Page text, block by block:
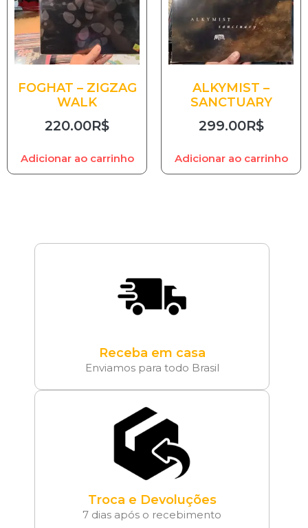
FOGHAT – ZIGZAG
WALK
220.00R$
Adicionar ao carrinho
ALKYMIST –
SANCTUARY
299.00R$
Adicionar ao carrinho
Receba em casa
Enviamos para todo Brasil
Troca e Devoluções
7 dias após o recebimento